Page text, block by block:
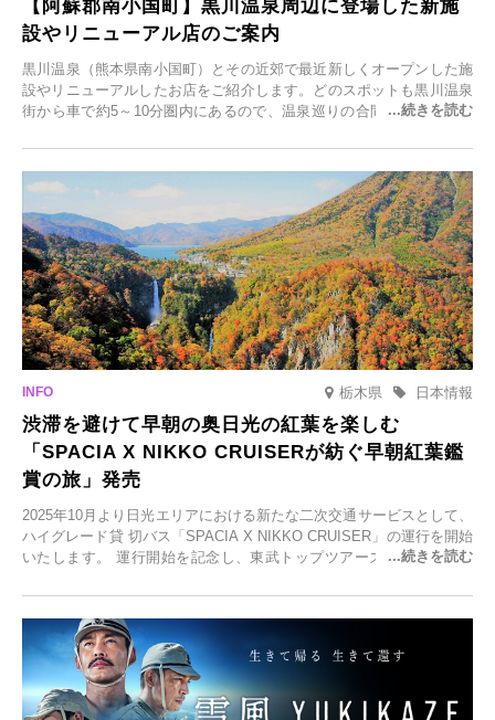
【阿蘇郡南小国町】黒川温泉周辺に登場した新施
設やリニューアル店のご案内
黒川温泉（熊本県南小国町）とその近郊で最近新しくオープンした施
設やリニューアルしたお店をご紹介します。どのスポットも黒川温泉
街から車で約5～10分圏内にあるので、温泉巡りの合間に気軽に立ち
元食材にこだわったレストランなど、多彩な魅力が満載です。黒川温
泉の新たな楽しみとしてチェックしてみてください。
栃木県 日本情報
渋滞を避けて早朝の奥日光の紅葉を楽しむ
「SPACIA X NIKKO CRUISERが紡ぐ早朝紅葉鑑
賞の旅」発売
2025年10月より日光エリアにおける新たな二次交通サービスとして、
ハイグレード貸 切バス「SPACIA X NIKKO CRUISER」の運行を開始
いたします。 運行開始を記念し、東武トップツアーズ株式会社では
2025年9月12日(金)より発売いたします。